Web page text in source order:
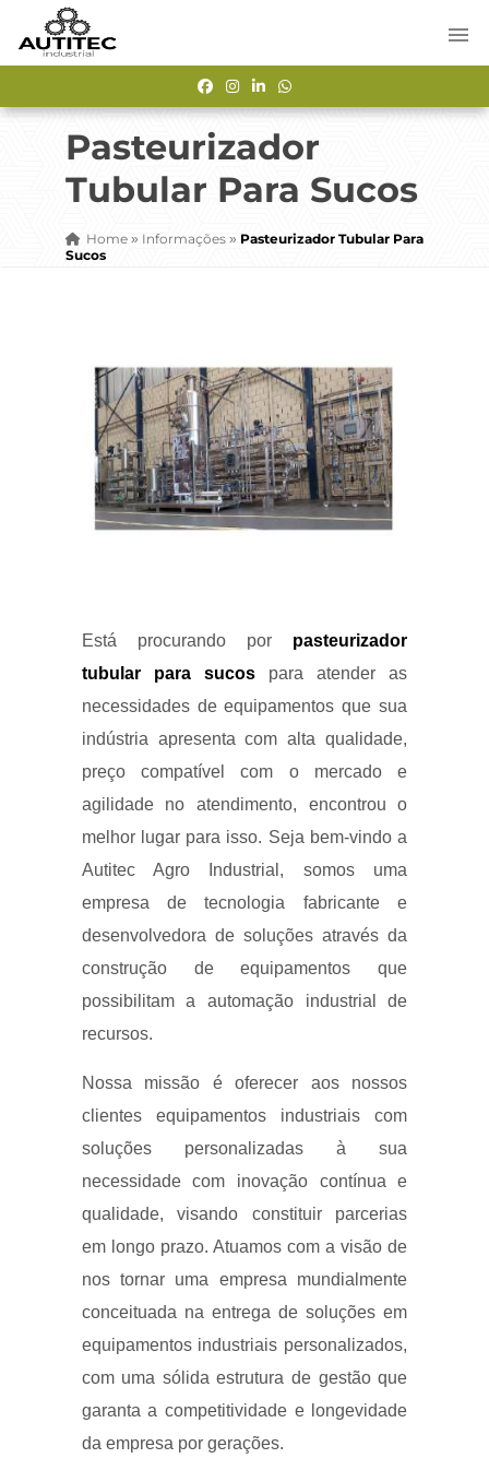
Pasteurizador
Tubular Para Sucos
Home» Informações » Pasteurizador Tubular Para
Sucos
Está procurando por pasteurizador
tubular para sucos para atender as
necessidades de equipamentos que sua
indústria apresenta com alta qualidade,
preço compatível com o mercado e
agilidade no atendimento, encontrou o
melhor lugar para isso. Seja bem-vindo a
Autitec Agro Industrial, somos uma
empresa de tecnologia fabricante e
desenvolvedora de soluções através da
construção de equipamentos que
possibilitam a automação industrial de
recursos.
Nossa missão é oferecer aos nossos
clientes equipamentos industriais com
soluções personalizadas à sua
necessidade com inovação contínua e
qualidade, visando constituir parcerias
em longo prazo. Atuamos com a visão de
nos tornar uma empresa mundialmente
conceituada na entrega de soluções em
equipamentos industriais personalizados,
com uma sólida estrutura de gestão que
garanta a competitividade e longevidade
da empresa por gerações.